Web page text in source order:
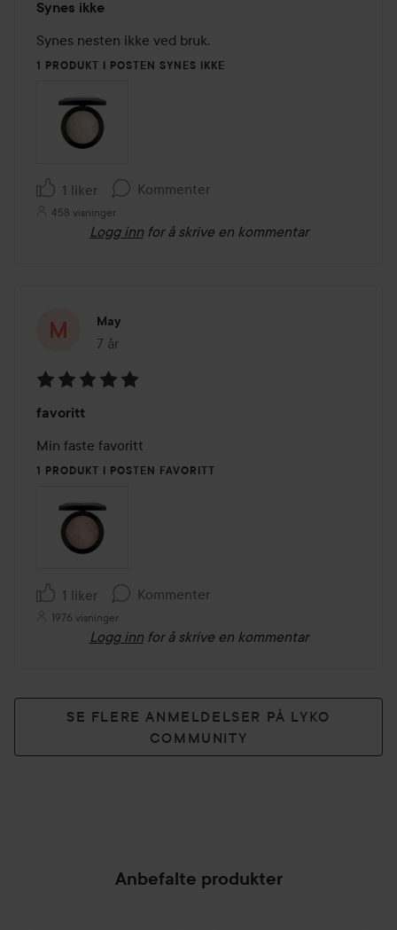
2
av
5
Synes ikke
Synes nesten ikke ved bruk.
1 PRODUKT I POSTEN SYNES IKKE
1 liker Kommenter
458 visninger
Logg inn for å skrive en kommentar
May
7 år
Innlegget ble opprettet 7 år
5
av
5
favoritt
Min faste favoritt
1 PRODUKT I POSTEN FAVORITT
1 liker Kommenter
1976 visninger
Logg inn for å skrive en kommentar
SE FLERE ANMELDELSER PÅ LYKO
COMMUNITY
Anbefalte produkter